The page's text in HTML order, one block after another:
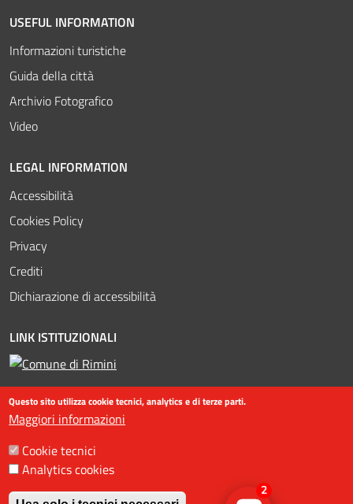
USEFUL INFORMATION
Informazioni turistiche
Guida della città
Archivio Fotografico
Video
LEGAL INFORMATION
Accessibilità
Cookies Policy
Privacy
Crediti
Dichiarazione di accessibilità
LINK ISTITUZIONALI
©2016-2023 Assessorato al turismo / Comune di Rimini, Piazzale
Fellini 3 47921 - Rimini - +39 0541 704587 / Ufficio Informazioni
Questo sito utilizza cookie tecnici, analytics e di terze parti.
Maggiori informazioni
Cookie tecnici
Analytics cookies
2